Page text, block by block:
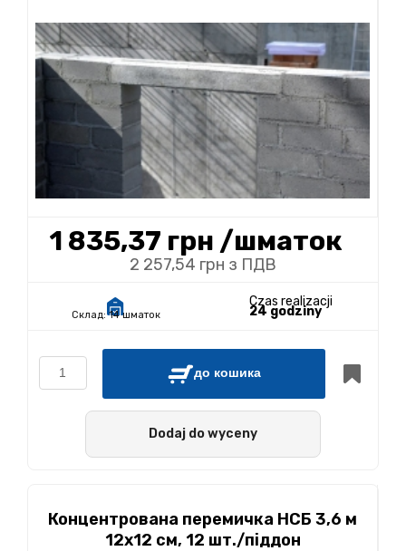
1 835,37 грн /шматок
2 257,54 грн з ПДВ
Склад: 14 шматок
Czas realizacji
24 godziny
до кошика
Dodaj do wyceny
Концентрована перемичка НСБ 3,6 м
12х12 см, 12 шт./піддон